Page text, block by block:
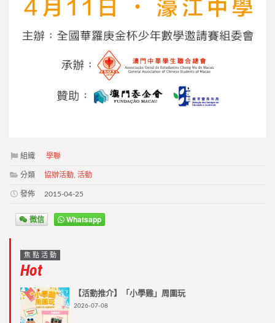
組織 學聯
分類 協辦活動 活動
發佈 2015-04-25
微信 Whatsapp
焦點活動
Hot
【活動推介】「小學雞」周圍玩
2026-07-08